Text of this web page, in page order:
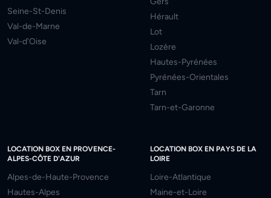
Seine-St-Denis
Val-de-Marne
Val-d'Oise
Hérault
Lot
Lozère
Hautes-Pyrénées
Pyrénées-Orientales
Tarn
Tarn-et-Garonne
LOCATION BOX EN PROVENCE-
ALPES-CÔTE D'AZUR
Alpes-de-Haute-Provence
Hautes-Alpes
LOCATION BOX EN PAYS DE LA
LOIRE
Loire-Atlantique
Maine-et-Loire